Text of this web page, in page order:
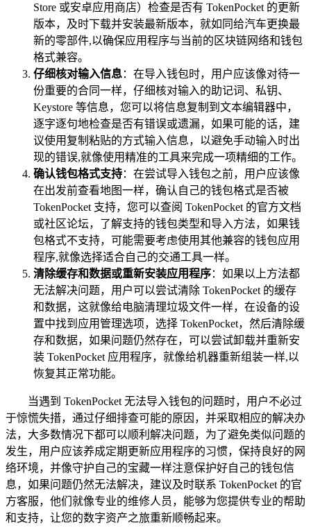
Store 或安卓应用商店）检查是否有 TokenPocket 的更新
版本，及时下载并安装最新版本，就如同给汽车更换最
新的零部件,以确保应用程序与当前的区块链网络和钱包
格式兼容。
仔细核对输入信息：在导入钱包时，用户应该像对待一
份重要的合同一样，仔细核对输入的助记词、私钥、
Keystore 等信息，您可以将信息复制到文本编辑器中，
逐字逐句地检查是否有错误或遗漏，如果可能的话，建
议使用复制粘贴的方式输入信息，以避免手动输入时出
现的错误,就像使用精准的工具来完成一项精细的工作。
确认钱包格式支持：在尝试导入钱包之前，用户应该像
在出发前查看地图一样，确认自己的钱包格式是否被
TokenPocket 支持，您可以查阅 TokenPocket 的官方文档
或社区论坛，了解支持的钱包类型和导入方法，如果钱
包格式不支持，可能需要考虑使用其他兼容的钱包应用
程序,就像选择适合自己的交通工具一样。
清除缓存和数据或重新安装应用程序：如果以上方法都
无法解决问题，用户可以尝试清除 TokenPocket 的缓存
和数据，这就像给电脑清理垃圾文件一样，在设备的设
置中找到应用管理选项，选择 TokenPocket，然后清除缓
存和数据，如果问题仍然存在，可以尝试卸载并重新安
装 TokenPocket 应用程序，就像给机器重新组装一样,以
恢复其正常功能。
当遇到 TokenPocket 无法导入钱包的问题时，用户不必过
于惊慌失措，通过仔细排查可能的原因，并采取相应的解决办
法，大多数情况下都可以顺利解决问题，为了避免类似问题的
发生，用户应该养成定期更新应用程序的习惯，保持良好的网
络环境，并像守护自己的宝藏一样注意保护好自己的钱包信
息，如果问题仍然无法解决，建议及时联系 TokenPocket 的官
方客服，他们就像专业的维修人员，能够为您提供专业的帮助
和支持，让您的数字资产之旅重新顺畅起来。